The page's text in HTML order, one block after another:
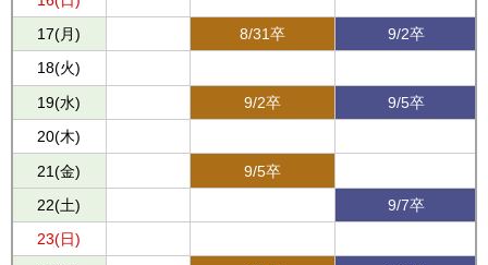
17(月)
8/31卒
9/2卒
18(火)
19(水)
9/2卒
9/5卒
20(木)
21(金)
9/5卒
22(土)
9/7卒
23(日)